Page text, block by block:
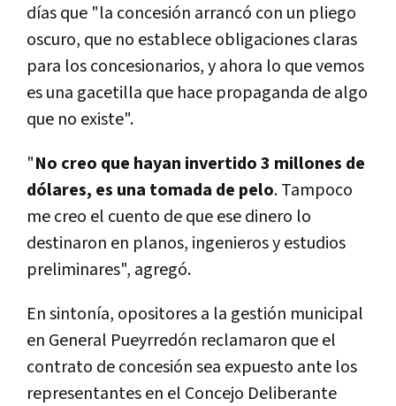
días que "la concesión arrancó con un pliego
oscuro, que no establece obligaciones claras
para los concesionarios, y ahora lo que vemos
es una gacetilla que hace propaganda de algo
que no existe".
"No creo que hayan invertido 3 millones de
dólares, es una tomada de pelo. Tampoco
me creo el cuento de que ese dinero lo
destinaron en planos, ingenieros y estudios
preliminares", agregó.
En sintonía, opositores a la gestión municipal
en General Pueyrredón reclamaron que el
contrato de concesión sea expuesto ante los
representantes en el Concejo Deliberante